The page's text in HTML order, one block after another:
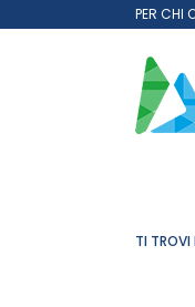
al
PER CHI
TI TROVI